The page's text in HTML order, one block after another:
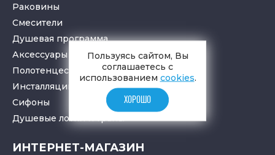
Раковины
Смесители
Душевая программа
Аксессуары в ванную
Полотенцесушители
Инсталляции для санузлов
Cифоны
Душевые лоткиитрапы
ИНТЕРНЕТ-МАГАЗИН
Пользуясь сайтом, Вы
соглашаетесь с
использованием cookies.
ХОРОШО